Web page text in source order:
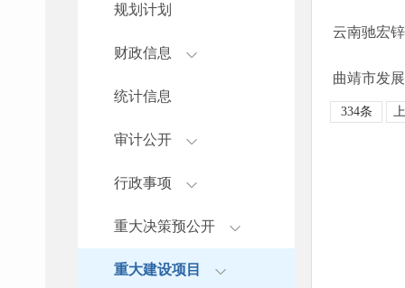
规划计划
财政信息
统计信息
审计公开
行政事项
重大决策预公开
重大建设项目
云南驰宏
334条